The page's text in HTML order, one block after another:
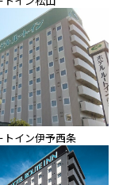
トイン伊予西条